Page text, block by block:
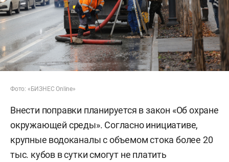
Фото: «БИЗНЕС Online»
Внести поправки планируется в закон «Об охране
окружающей среды». Согласно инициативе,
крупные водоканалы с объемом стока более 20
тыс. кубов в сутки смогут не платить